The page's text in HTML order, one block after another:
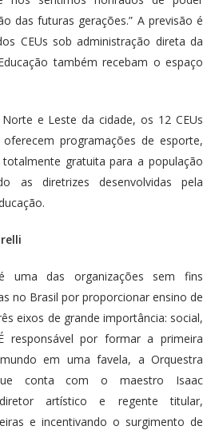
das futuras gerações.” A previsão é
CEUs sob administração direta da
também recebam o espaço
e Leste da cidade, os 12 CEUs
programações de esporte,
gratuita para a população
as diretrizes desenvolvidas pela
uma das organizações sem fins
no Brasil por proporcionar ensino de
eixos de grande importância: social,
responsável por formar a primeira
em uma favela, a Orquestra
conta com o maestro Isaac
artístico e regente titular,
e incentivando o surgimento de